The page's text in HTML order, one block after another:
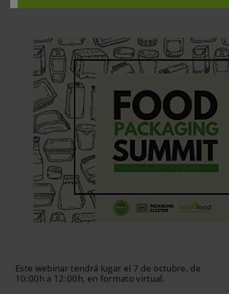
Este webinar tendrá lugar el 7 de octubre, de
10:00h a 12:00h, en formato virtual.